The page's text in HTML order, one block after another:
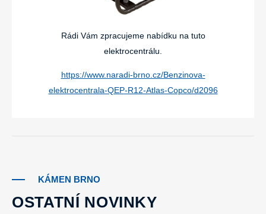
Rádi Vám zpracujeme nabídku na tuto
elektrocentrálu.
https://www.naradi-brno.cz/Benzinova-
elektrocentrala-QEP-R12-Atlas-Copco/d2096
KÁMEN BRNO
OSTATNÍ NOVINKY